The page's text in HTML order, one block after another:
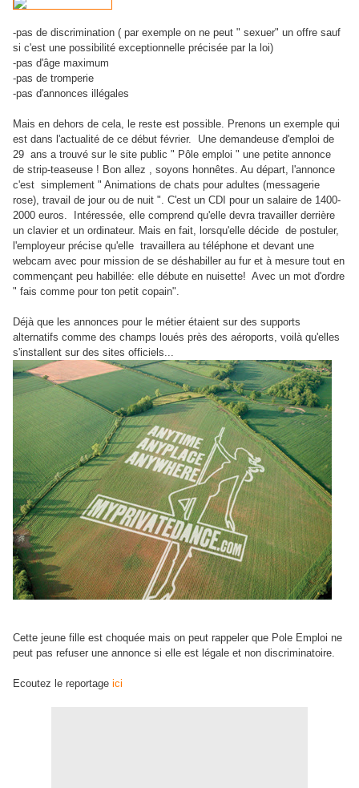
-pas de discrimination ( par exemple on ne peut " sexuer" un offre sauf
si c'est une possibilité exceptionnelle précisée par la loi)
-pas d'âge maximum
-pas de tromperie
-pas d'annonces illégales
Mais en dehors de cela, le reste est possible. Prenons un exemple qui
est dans l'actualité de ce début février. Une demandeuse d'emploi de
29 ans a trouvé sur le site public " Pôle emploi " une petite annonce
de strip-teaseuse ! Bon allez , soyons honnêtes. Au départ, l'annonce
c'est simplement " Animations de chats pour adultes (messagerie
rose), travail de jour ou de nuit ". C'est un CDI pour un salaire de 1400-
2000 euros. Intéressée, elle comprend qu'elle devra travailler derrière
un clavier et un ordinateur. Mais en fait, lorsqu'elle décide de postuler,
l'employeur précise qu'elle travaillera au téléphone et devant une
webcam avec pour mission de se déshabiller au fur et à mesure tout en
commençant peu habillée: elle débute en nuisette! Avec un mot d'ordre
" fais comme pour ton petit copain".
Déjà que les annonces pour le métier étaient sur des supports
alternatifs comme des champs loués près des aéroports, voilà qu'elles
s'installent sur des sites officiels...
Cette jeune fille est choquée mais on peut rappeler que Pole Emploi ne
peut pas refuser une annonce si elle est légale et non discriminatoire.
Ecoutez le reportage ici